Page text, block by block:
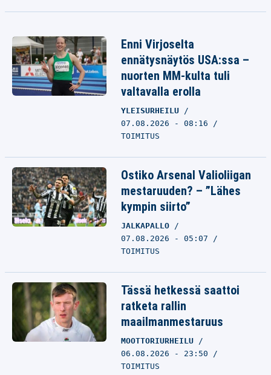
Enni Virjoselta
ennätysnäytös USA:ssa –
nuorten MM-kulta tuli
valtavalla erolla
YLEISURHEILU
07.08.2026 - 08:16
TOIMITUS
Ostiko Arsenal Valioliigan
mestaruuden? – ”Lähes
kympin siirto”
JALKAPALLO
07.08.2026 - 05:07
TOIMITUS
Tässä hetkessä saattoi
ratketa rallin
maailmanmestaruus
MOOTTORIURHEILU
06.08.2026 - 23:50
TOIMITUS